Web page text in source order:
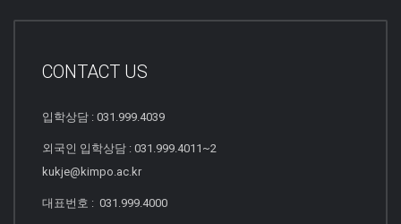
CONTACT US
입학상담 : 031.999.4039
외국인 입학상담 : 031.999.4011~2
kukje@kimpo.ac.kr
대표번호 : 031.999.4000